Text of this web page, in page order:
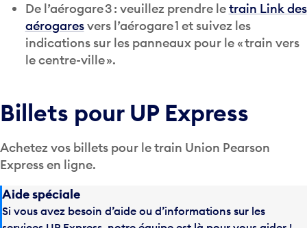
De l’aérogare 3 : veuillez prendre letrain Link des
aérogaresvers l’aérogare 1 et suivez les
indications sur les panneaux pour le « train vers
le centre-ville ».
Billets pour UP Express
Achetez vos billets pour le train Union Pearson
Express en ligne.
Aide spéciale
Si vous avez besoin d’aide ou d’informations sur les